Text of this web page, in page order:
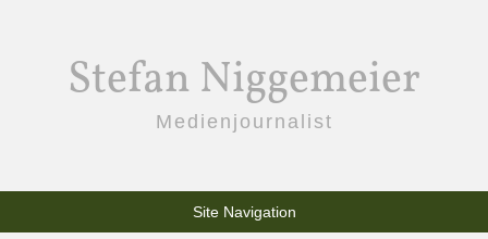
Stefan Niggemeier
Medienjournalist
Site Navigation